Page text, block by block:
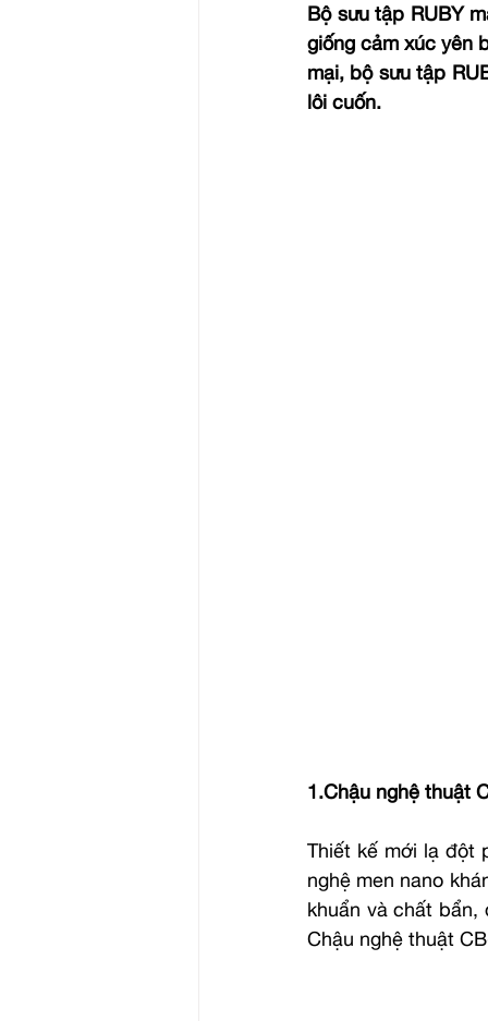
Bộ sưu tập RUBY
giống cảm xúc yên
mại, bộ sưu tập
lôi cuốn.
1.Chậu nghệ thuật
Thiết kế mới lạ đột
nghệ men nano
khuẩn và chất bẩn,
Chậu nghệ thuật